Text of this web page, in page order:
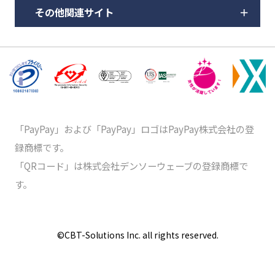
その他関連サイト
「PayPay」および「PayPay」ロゴはPayPay株式会社の登
録商標です。
「QRコード」は株式会社デンソーウェーブの登録商標で
す。
©️CBT-Solutions Inc. all rights reserved.